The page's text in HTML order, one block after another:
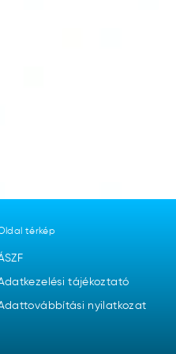
térkép
tájékoztató
nyilatkozat